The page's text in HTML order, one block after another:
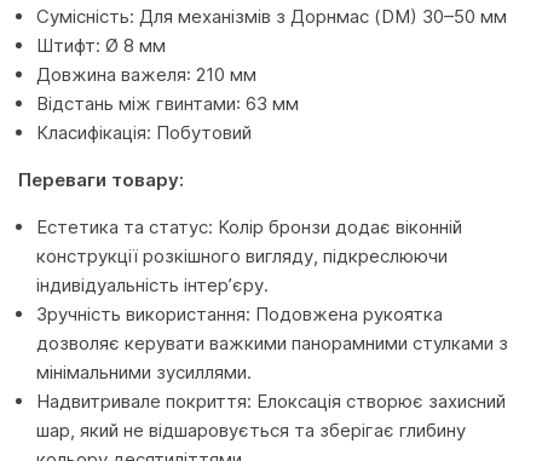
Сумісність: Для механізмів з Дорнмас (DM) 30–50 мм
Штифт: Ø 8 мм
Довжина важеля: 210 мм
Відстань між гвинтами: 63 мм
Класифікація: Побутовий
Переваги товару:
Естетика та статус: Колір бронзи додає віконній
конструкції розкішного вигляду, підкреслюючи
індивідуальність інтер’єру.
Зручність використання: Подовжена рукоятка
дозволяє керувати важкими панорамними стулками з
мінімальними зусиллями.
Надвитривале покриття: Елоксація створює захисний
шар, який не відшаровується та зберігає глибину